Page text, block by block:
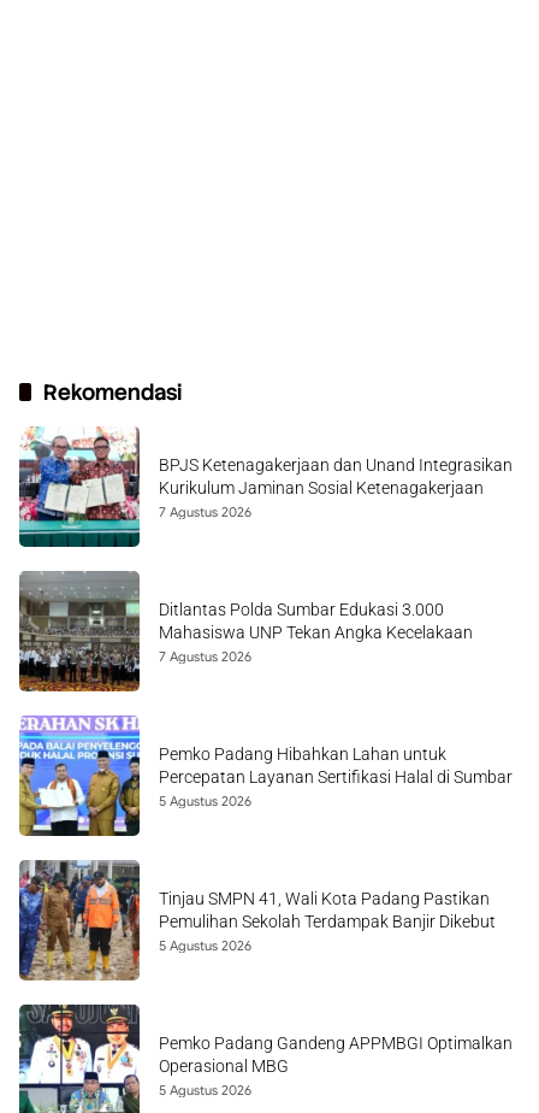
Rekomendasi
BPJS Ketenagakerjaan dan Unand Integrasikan
Kurikulum Jaminan Sosial Ketenagakerjaan
7 Agustus 2026
Ditlantas Polda Sumbar Edukasi 3.000
Mahasiswa UNP Tekan Angka Kecelakaan
7 Agustus 2026
Pemko Padang Hibahkan Lahan untuk
Percepatan Layanan Sertifikasi Halal di Sumbar
5 Agustus 2026
Tinjau SMPN 41, Wali Kota Padang Pastikan
Pemulihan Sekolah Terdampak Banjir Dikebut
5 Agustus 2026
Pemko Padang Gandeng APPMBGI Optimalkan
Operasional MBG
5 Agustus 2026